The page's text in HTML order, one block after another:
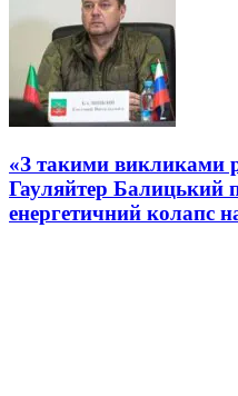
«З такими викликами
Гауляйтер Балицький
енергетичний колапс